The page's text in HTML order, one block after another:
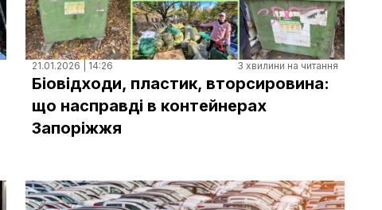
21.01.2026 | 14:26 3 хвилини на читання
Біовідходи, пластик, вторсировина:
що насправді в контейнерах
Запоріжжя